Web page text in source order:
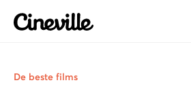
Cineville Logo
De beste films